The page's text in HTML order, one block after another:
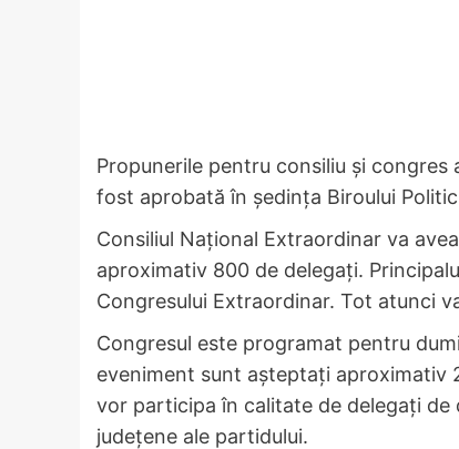
Propunerile pentru consiliu și congres
fost aprobată în ședința Biroului
Consiliul Național Extraordinar va
aproximativ 800 de delegați.
Congresului Extraordinar. Tot atunci
Congresul este programat pentru
eveniment sunt așteptați aproximativ
vor participa în calitate de delegați
județene ale partidului.